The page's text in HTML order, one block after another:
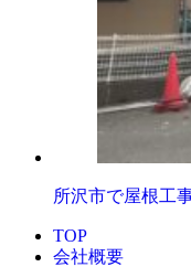
所沢市で屋根工
TOP
会社概要